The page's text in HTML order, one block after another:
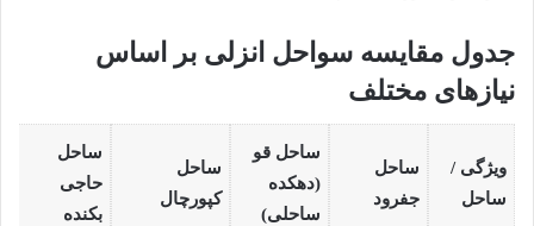
جدول مقایسه سواحل انزلی بر اساس
نیازهای مختلف
ویژگی /
ساحل
ساحل
جفرود
ساحل قو
(دهکده
ساحلی)
ساحل
کپورچال
ساحل
حاجی
بکنده